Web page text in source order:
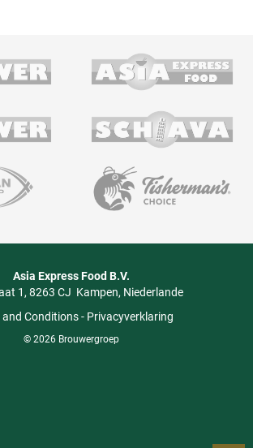
Asia Express Food B.V.
1 8263 CJ Kampen Niederlande
and Conditions- Privacyverklaring
© 2026 Brouwergroep